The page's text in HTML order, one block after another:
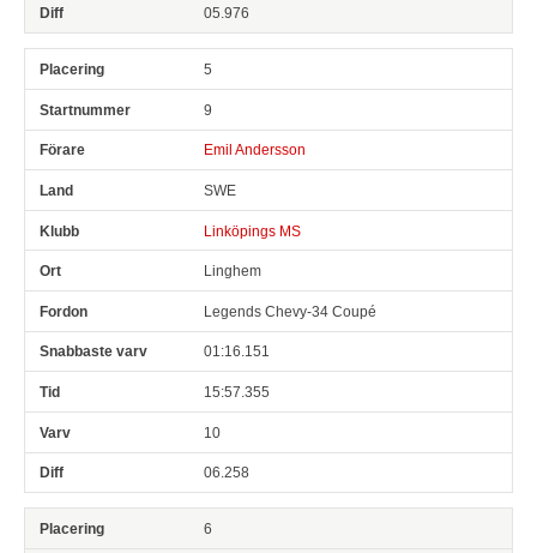
05.976
5
9
Emil Andersson
SWE
Linköpings MS
Linghem
Legends Chevy-34 Coupé
01:16.151
15:57.355
10
06.258
6